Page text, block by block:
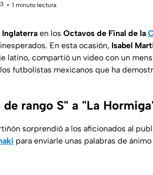
1 minuto lectura
en los Octavos de Final de la
En esta ocasión, Isabel
latino, compartió un video con un
futbolistas mexicanos que ha
rango S" a "La
sorprendió a los aficionados al
para enviarle unas palabras de